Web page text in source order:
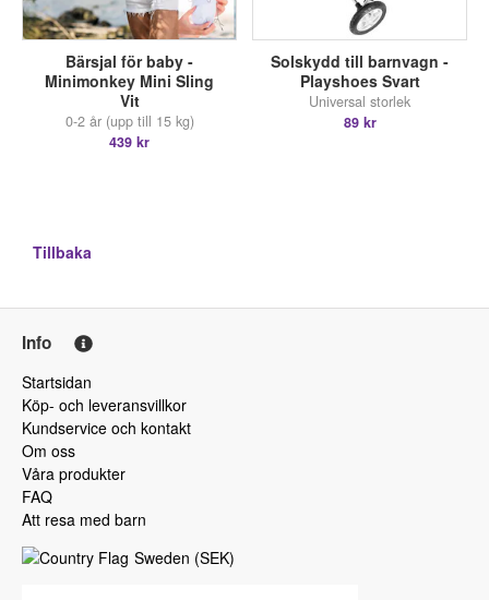
Bärsjal för baby -
Minimonkey Mini Sling
Vit
0-2 år (upp till 15 kg)
439 kr
Solskydd till barnvagn -
Playshoes Svart
Universal storlek
89 kr
Tillbaka
Info
Startsidan
Köp- och leveransvillkor
Kundservice och kontakt
Om oss
Våra produkter
FAQ
Att resa med barn
Sweden (SEK)